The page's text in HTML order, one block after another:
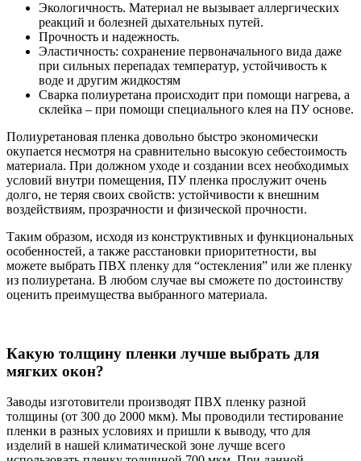
Экологичность. Материал не вызывает аллергических
реакций и болезней дыхательных путей.
Прочность и надежность.
Эластичность: сохранение первоначального вида даже
при сильных перепадах температур, устойчивость к
воде и другим жидкостям
Сварка полиуретана происходит при помощи нагрева, а
склейка – при помощи специального клея на ПУ основе.
Полиуретановая пленка довольно быстро экономически
окупается несмотря на сравнительно высокую себестоимость
материала. При должном уходе и создании всех необходимых
условий внутри помещения, ПУ пленка прослужит очень
долго, не теряя своих свойств: устойчивости к внешним
воздействиям, прозрачности и физической прочности.
Таким образом, исходя из конструктивных и функциональных
особенностей, а также расстановки приоритетности, вы
можете выбрать ПВХ пленку для “остекления” или же пленку
из полиуретана. В любом случае вы сможете по достоинству
оценить преимущества выбранного материала.
Какую толщину пленки лучше выбрать для
мягких окон?
Заводы изготовители производят ПВХ пленку разной
толщины (от 300 до 2000 мкм). Мы проводили тестирование
пленки в разных условиях и пришли к выводу, что для
изделий в нашей климатической зоне лучше всего